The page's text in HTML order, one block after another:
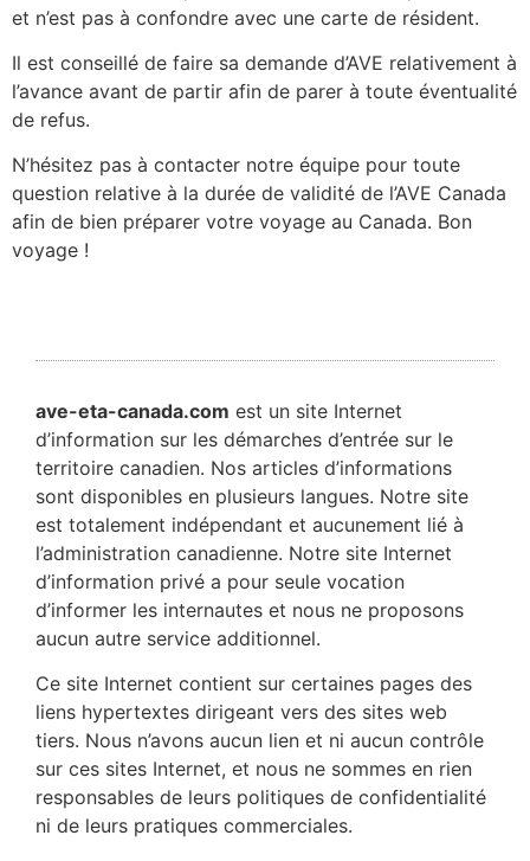
et n’est pas à confondre avec une carte de résident.
Il est conseillé de faire sa demande d’AVE relativement à
l’avance avant de partir afin de parer à toute éventualité
de refus.
N’hésitez pas à contacter notre équipe pour toute
question relative à la durée de validité de l’AVE Canada
afin de bien préparer votre voyage au Canada. Bon
voyage !
ave-eta-canada.com est un site Internet
d’information sur les démarches d’entrée sur le
territoire canadien. Nos articles d’informations
sont disponibles en plusieurs langues. Notre site
est totalement indépendant et aucunement lié à
l’administration canadienne. Notre site Internet
d’information privé a pour seule vocation
d’informer les internautes et nous ne proposons
aucun autre service additionnel.
Ce site Internet contient sur certaines pages des
liens hypertextes dirigeant vers des sites web
tiers. Nous n’avons aucun lien et ni aucun contrôle
sur ces sites Internet, et nous ne sommes en rien
responsables de leurs politiques de confidentialité
ni de leurs pratiques commerciales.